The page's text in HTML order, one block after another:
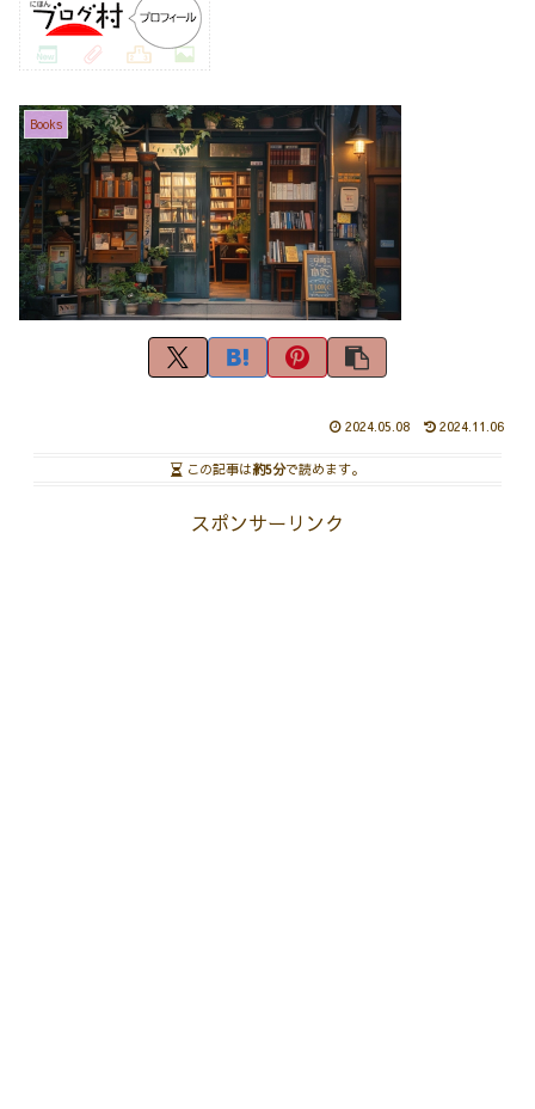
Books
2024.05.08 2024.11.06
この記事は約5分で読めます。
スポンサーリンク